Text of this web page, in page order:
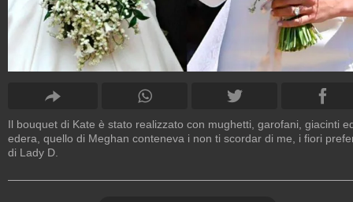
Il bouquet di Kate è stato realizzato con mughetti, garofani, giacinti
edera, quello di Meghan conteneva i non ti scordar di me, i fiori
di Lady D.